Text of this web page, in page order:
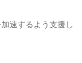
速するよう支援し